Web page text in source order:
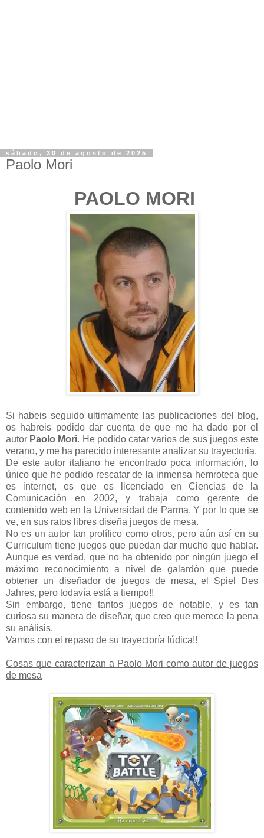
sábado, 30 de agosto de 2025
Paolo Mori
PAOLO MORI
Si habeis seguido ultimamente las publicaciones del blog,
os habreis podido dar cuenta de que me ha dado por el
autor Paolo Mori. He podido catar varios de sus juegos este
verano, y me ha parecido interesante analizar su trayectoria.
De este autor italiano he encontrado poca información, lo
único que he podido rescatar de la inmensa hemroteca que
es internet, es que es licenciado en Ciencias de la
Comunicación en 2002, y trabaja como gerente de
contenido web en la Universidad de Parma. Y por lo que se
ve, en sus ratos libres diseña juegos de mesa.
No es un autor tan prolífico como otros, pero aún así en su
Curriculum tiene juegos que puedan dar mucho que hablar.
Aunque es verdad, que no ha obtenido por ningún juego el
máximo reconocimiento a nivel de galardón que puede
obtener un diseñador de juegos de mesa, el Spiel Des
Jahres, pero todavía está a tiempo!!
Sin embargo, tiene tantos juegos de notable, y es tan
curiosa su manera de diseñar, que creo que merece la pena
su análisis.
Vamos con el repaso de su trayectoría lúdica!!
Cosas que caracterizan a Paolo Mori como autor de juegos
de mesa